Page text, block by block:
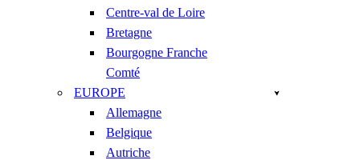
Centre-val de Loire
Bretagne
Bourgogne Franche
Comté
EUROPE
Allemagne
Belgique
Autriche